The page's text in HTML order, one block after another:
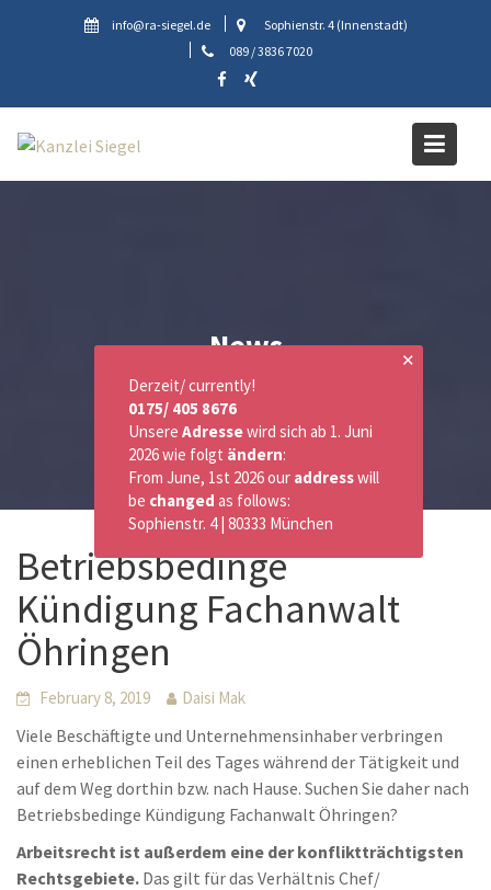
info@ra-siegel.de
Sophienstr. 4 (Innenstadt)
089 / 3836 7020
News
Betriebsbedinge
Kündigung Fachanwalt
Öhringen
February 8, 2019 Daisi Mak
Viele Beschäftigte und Unternehmensinhaber verbringen
einen erheblichen Teil des Tages während der Tätigkeit und
auf dem Weg dorthin bzw. nach Hause. Suchen Sie daher nach
Betriebsbedinge Kündigung Fachanwalt Öhringen?
Arbeitsrecht ist außerdem eine der konfliktträchtigsten
Rechtsgebiete. Das gilt für das Verhältnis Chef/
✕
Derzeit/ currently!
0175/ 405 8676
Unsere Adressewird sich ab 1. Juni
2026 wie folgt ändern:
From June, 1st 2026 our addresswill
be changed as follows:
Sophienstr. 4 | 80333 München